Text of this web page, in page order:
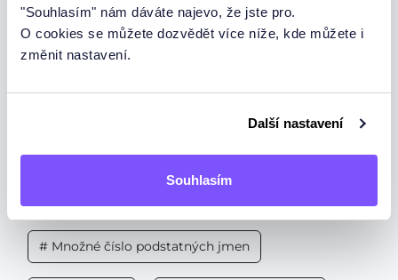
"Souhlasím" nám dáváte najevo, že jste pro.
O cookies se můžete dozvědět více níže, kde můžete i
změnit nastavení.
Další nastavení
Souhlasím
naučíme vás poznat členy a rody podstatných
jmen bez slovníku a k tomu dávat správné
pády před podstatná jména v němčině.
# Členy - jak je poznat bez slovníku (v kostce)
# Množné číslo podstatných jmen